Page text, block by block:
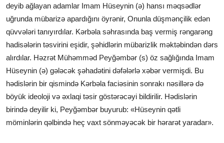
deyib ağlayan adamlar Imam Hüseynin (ə) hansı məqsədlər
uğrunda mübarizə apardığını öyrənir, Onunla düşmənçilik edən
qüvvələri tanıyırdılar. Kərbəla səhrasında baş vermiş rəngarəng
hadisələrin təsvirini eşidir, şəhidlərin mübarizlik məktəbindən dərs
alırdılar. Həzrət Mühəmməd Peyğəmbər (s) öz sağlığında Imam
Hüseynin (ə) gələcək şəhadətini dəfələrlə xəbər vermişdi. Bu
hədislərin bir qismində Kərbəla faciəsinin sonrakı nəsillərə də
böyük ideoloji və əxlaqi təsir göstərəcəyi bildirilir. Hədislərin
birində deyilir ki, Peyğəmbər buyurub: «Hüseynin qətli
möminlərin qəlbində heç vaxt sönməyəcək bir hərarət yaradar».